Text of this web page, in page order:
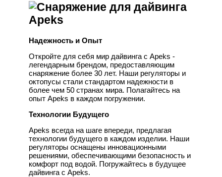
Снаряжение для дайвинга
Apeks
Надежность и Опыт
Откройте для себя мир дайвинга с Apeks -
легендарным брендом, предоставляющим
снаряжение более 30 лет. Наши регуляторы и
октопусы стали стандартом надежности в
более чем 50 странах мира. Полагайтесь на
опыт Apeks в каждом погружении.
Технологии Будущего
Apeks всегда на шаге впереди, предлагая
технологии будущего в каждом изделии. Наши
регуляторы оснащены инновационными
решениями, обеспечивающими безопасность и
комфорт под водой. Погружайтесь в будущее
дайвинга с Apeks.